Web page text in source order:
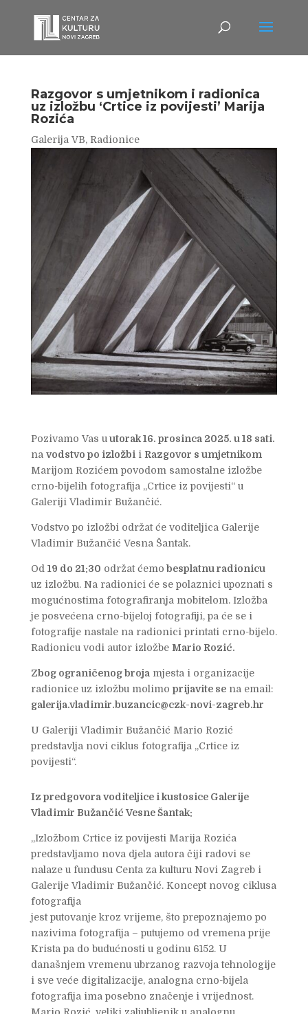
Razgovor s umjetnikom i radionica
uz izložbu ‘Crtice iz povijesti’ Marija
Rozića
Galerija VB, Radionice
Pozivamo Vas u utorak 16. prosinca 2025. u 18 sati.
na vodstvo po izložbi i Razgovor s umjetnikom
Marijom Rozićem povodom samostalne izložbe
crno-bijelih fotografija „Crtice iz povijesti“ u
Galeriji Vladimir Bužančić.
Vodstvo po izložbi održat će voditeljica Galerije
Vladimir Bužančić Vesna Šantak.
Od 19 do 21:30 održat ćemo besplatnu radionicu
uz izložbu. Na radionici će se polaznici upoznati s
mogućnostima fotografiranja mobitelom. Izložba
je posvećena crno-bijeloj fotografiji, pa će se i
fotografije nastale na radionici printati crno-bijelo.
Radionicu vodi autor izložbe Mario Rozić.
Zbog ograničenog broja mjesta i organizacije
radionice uz izložbu molimo prijavite sena email:
galerija.vladimir.buzancic@czk-novi-zagreb.hr
U Galeriji Vladimir Bužančić Mario Rozić
predstavlja novi ciklus fotografija „Crtice iz
povijesti“.
Iz predgovora voditeljice i kustosice Galerije
Vladimir Bužančić Vesne Šantak:
„Izložbom Crtice iz povijesti Marija Rozića
predstavljamo nova djela autora čiji radovi se
nalaze u fundusu Centa za kulturu Novi Zagreb i
Galerije Vladimir Bužančić. Koncept novog ciklusa
fotografija
jest putovanje kroz vrijeme, što prepoznajemo po
nazivima fotografija – putujemo od vremena prije
Krista pa do budućnosti u godinu 6152. U
današnjem vremenu ubrzanog razvoja tehnologije
i sve veće digitalizacije, analogna crno-bijela
fotografija ima posebno značenje i vrijednost.